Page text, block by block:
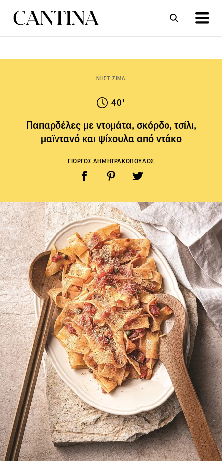
ΝΗΣΤΙΣΙΜΑ
40'
Παπαρδέλες με ντομάτα, σκόρδο, τσίλι,
μαϊντανό και ψίχουλα από ντάκο
ΓΙΩΡΓΟΣ ΔΗΜΗΤΡΑΚΟΠΟΥΛΟΣ